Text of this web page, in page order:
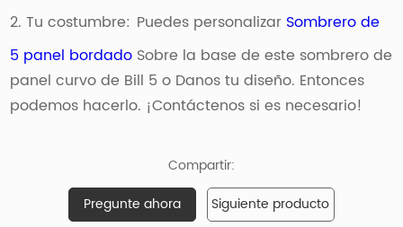
2. Tu costumbre: Puedes personalizar Sombrero de
5 panel bordado Sobre la base de este sombrero de
panel curvo de Bill 5 o Danos tu diseño. Entonces
podemos hacerlo. ¡Contáctenos si es necesario!
Compartir:
Pregunte ahora
Siguiente producto